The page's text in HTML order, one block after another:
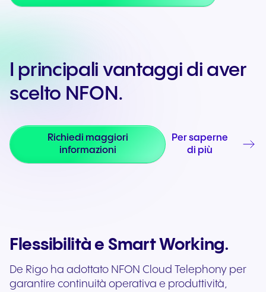
I principali vantaggi di aver
scelto NFON.
Richiedi maggiori
informazioni
Per saperne
di più
Flessibilità e Smart Working.
De Rigo ha adottato NFON Cloud Telephony per
garantire continuità operativa e produttività,